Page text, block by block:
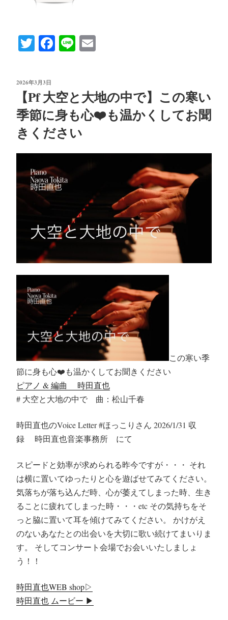
T
tte
r
Fa
ok
Li
投
2026年3月3日
【Pf 大空と大地の中で】この寒い
季節に身も心❤️も温かくしてお聞
きください
この寒い季
節に身も心❤️も温かくしてお聞きください
ピアノ & 編曲 時田直也
# 大空と大地の中で 曲：松山千春
時田直也のVoice Letter #ほっこりさん 2026/1/31 収
録 時田直也音楽事務所 にて
スピードと効率が求められる昨今ですが・・・ それ
は横に置いてゆったりと心を遊ばせてみてください。
気落ちが落ち込んだ時、心が萎えてしまった時、生き
ることに疲れてしまった時・・・etc その気持ちをそ
っと脇に置いて耳を傾けてみてください。 かけがえ
のないあなたとの出会いを大切に歌い続けてまいりま
す。 そしてコンサート会場でお会いいたしましょ
う！！
時田直也WEB shop▷
時田直也 ムービー ▶︎